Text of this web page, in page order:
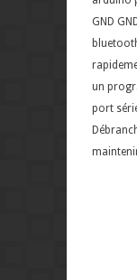
GND
un
port